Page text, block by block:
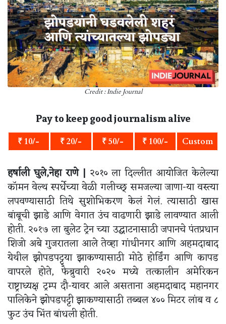
Credit : Indie Journal
Pay to keep good journalism alive
₹ 10/- ₹ 20/- ₹ 50/- ₹ 100/- Custom
हर्षाली घुले,नेहा राणे | २०१० ला दिल्लीत आयोजित केलेल्या
कॉमन वेल्थ स्पर्धेच्या वेळी गलीच्छ् समजल्या जाणा-या वस्त्या
लपवण्यासाठी तिथे सुशोभिकरण केलं गेलं. त्यासाठी खास
बांबूची झाडे आणि वेगात उंच वाढणारी झाडे लावण्यात आली
होती. २०१७ ला बुलेट ट्रेन च्या उद्घाटनासाठी जपानचे पंतप्रधान
शिजो अबे गुजरातला आले तेव्हा गांधीनगर आणि अहमदाबाद
येथील झोपडपट्ट्या झाकण्यासाठी मोठे होर्डिंग आणि कापड
वापरले होते, फेब्रुवारी २०२० मध्ये तत्कालीन अमेरिकन
राष्ट्राध्यक्ष ट्रम्प दौ-यावर आले असताना अहमदाबाद महानगर
पालिकेने झोपडपट्टी झाकण्यासाठी तब्बल ४०० मिटर लांब व ८
फुट उंच भिंत बांधली होती.